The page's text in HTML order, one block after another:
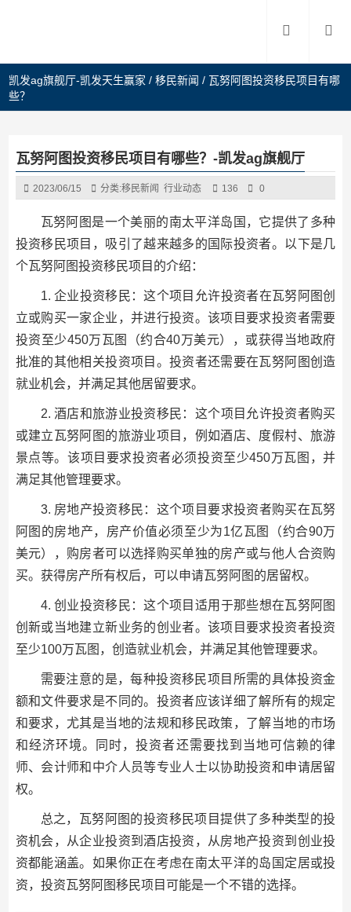
凯发ag旗舰厅-凯发天生赢家 /移民新闻 / 瓦努阿图投资移民项目有哪
些？
瓦努阿图投资移民项目有哪些？-凯发ag旗舰厅
2023/06/15 分类:移民新闻 行业动态 136 0
瓦努阿图是一个美丽的南太平洋岛国，它提供了多种
投资移民项目，吸引了越来越多的国际投资者。以下是几
个瓦努阿图投资移民项目的介绍：
1. 企业投资移民：这个项目允许投资者在瓦努阿图创
立或购买一家企业，并进行投资。该项目要求投资者需要
投资至少450万瓦图（约合40万美元），或获得当地政府
批准的其他相关投资项目。投资者还需要在瓦努阿图创造
就业机会，并满足其他居留要求。
2. 酒店和旅游业投资移民：这个项目允许投资者购买
或建立瓦努阿图的旅游业项目，例如酒店、度假村、旅游
景点等。该项目要求投资者必须投资至少450万瓦图，并
满足其他管理要求。
3. 房地产投资移民：这个项目要求投资者购买在瓦努
阿图的房地产，房产价值必须至少为1亿瓦图（约合90万
美元），购房者可以选择购买单独的房产或与他人合资购
买。获得房产所有权后，可以申请瓦努阿图的居留权。
4. 创业投资移民：这个项目适用于那些想在瓦努阿图
创新或当地建立新业务的创业者。该项目要求投资者投资
至少100万瓦图，创造就业机会，并满足其他管理要求。
需要注意的是，每种投资移民项目所需的具体投资金
额和文件要求是不同的。投资者应该详细了解所有的规定
和要求，尤其是当地的法规和移民政策，了解当地的市场
和经济环境。同时，投资者还需要找到当地可信赖的律
师、会计师和中介人员等专业人士以协助投资和申请居留
权。
总之，瓦努阿图的投资移民项目提供了多种类型的投
资机会，从企业投资到酒店投资，从房地产投资到创业投
资都能涵盖。如果你正在考虑在南太平洋的岛国定居或投
资，投资瓦努阿图移民项目可能是一个不错的选择。